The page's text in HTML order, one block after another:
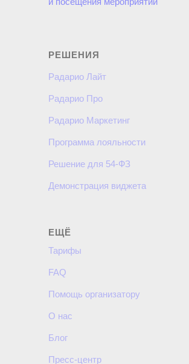
Радарио Лайт
Радарио Про
Радарио Маркетинг
Программа лояльности
Решение для 54-ФЗ
Демонстрация виджета
Тарифы
FAQ
Помощь организатору
О нас
Блог
Пресс-центр
РЕШЕНИЯ
ЕЩЁ